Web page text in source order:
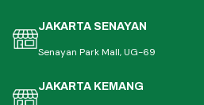
JAKARTA SENAYAN
Senayan Park Mall, UG-69
JAKARTA KEMANG